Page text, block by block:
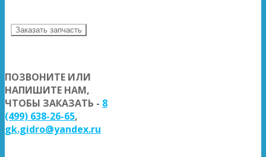
Заказать запчасть
ПОЗВОНИТЕ ИЛИ
НАПИШИТЕ НАМ,
ЧТОБЫ ЗАКАЗАТЬ - 8
(499) 638-26-65,
gk.gidro@yandex.ru